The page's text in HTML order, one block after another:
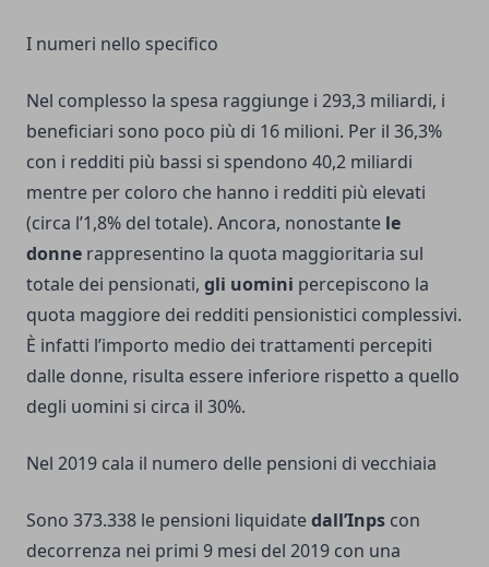
I numeri nello specifico
Nel complesso la spesa raggiunge i 293,3 miliardi, i
beneficiari sono poco più di 16 milioni. Per il 36,3%
con i redditi più bassi si spendono 40,2 miliardi
mentre per coloro che hanno i redditi più elevati
(circa l’1,8% del totale). Ancora, nonostante le
donne rappresentino la quota maggioritaria sul
totale dei pensionati, gli uomini percepiscono la
quota maggiore dei redditi pensionistici complessivi.
È infatti l’importo medio dei trattamenti percepiti
dalle donne, risulta essere inferiore rispetto a quello
degli uomini si circa il 30%.
Nel 2019 cala il numero delle pensioni di vecchiaia
Sono 373.338 le pensioni liquidatedall’Inps con
decorrenza nei primi 9 mesi del 2019 con una